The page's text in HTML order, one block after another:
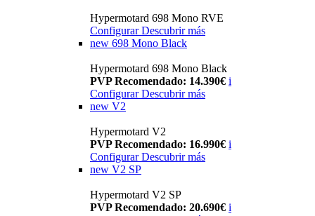
Hypermotard 698 Mono RVE
Configurar Descubrir más
new 698 Mono Black
Hypermotard 698 Mono Black
PVP Recomendado: 14.390€ i
Configurar Descubrir más
new V2
Hypermotard V2
PVP Recomendado: 16.990€ i
Configurar Descubrir más
new V2 SP
Hypermotard V2 SP
PVP Recomendado: 20.690€ i